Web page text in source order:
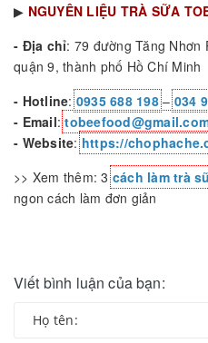
▶ NGUYÊN LIỆU TRÀ SỮA
- Địa chỉ: 79 đường Tăng Nhơn
quận 9, thành phố Hồ Chí Minh
- Hotline:0935 688 198–034
- Email:
- Website:https://
>> Xem thêm: 3cách làm trà
ngon cách làm đơn giản
Viết bình luận của bạn: